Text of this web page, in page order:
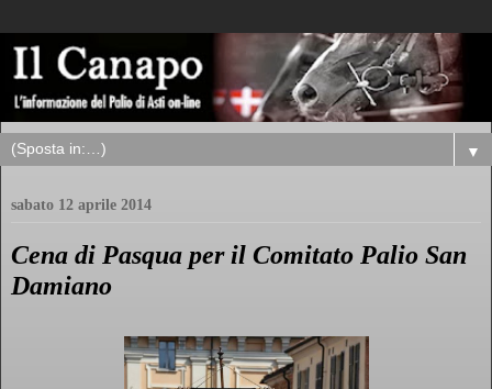
▼
sabato 12 aprile 2014
Cena di Pasqua per il Comitato Palio San
Damiano